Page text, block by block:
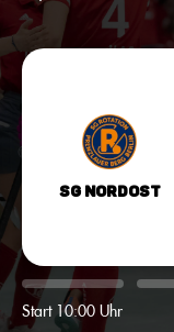
SG Nordost
Start 10:00 Uhr